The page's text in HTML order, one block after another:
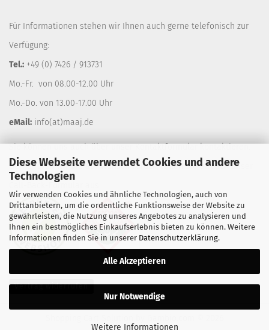
Diese Webseite verwendet Cookies und andere
Technologien
Wir verwenden Cookies und ähnliche Technologien, auch von
Drittanbietern, um die ordentliche Funktionsweise der Website zu
gewährleisten, die Nutzung unseres Angebotes zu analysieren und
Ihnen ein bestmögliches Einkaufserlebnis bieten zu können. Weitere
Informationen finden Sie in unserer Datenschutzerklärung.
Alle Akzeptieren
Nur Notwendige
Weitere Informationen
Für Informationen stehen wir Ihnen auch gerne telefonisch zur
Verfügung:
Tel.: +49 (0) 7426 / 913731
Mo.-Fr. von 08.00-12.00 Uhr
Mo.-Do. von 13.00-17.00 Uhr
eMail: info(at)maaj.de
Sie können uns auch über unserKontaktformularkontaktieren.
Gerne rufen wir Sie auf Wunsch zurück, füllen Sie einfach unser
Call-Back-Formular
Vertrag widerrufen